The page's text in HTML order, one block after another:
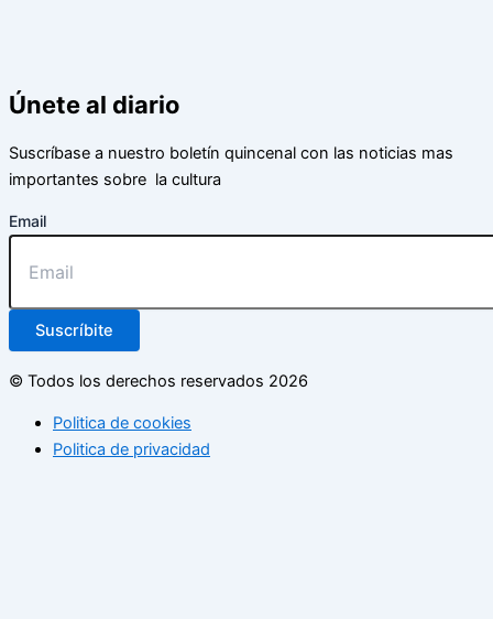
Únete al diario
Suscríbase a nuestro boletín quincenal con las noticias mas
importantes sobre la cultura
Email
Suscríbite
© Todos los derechos reservados 2026
Politica de cookies
Politica de privacidad